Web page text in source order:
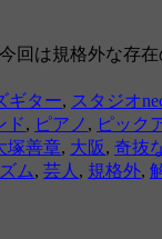
回は規格外な存
ギター, スタジオ
ド, ピアノ , ピック
塚善章, 大阪, 奇抜
ム, 芸人 , 規格外,